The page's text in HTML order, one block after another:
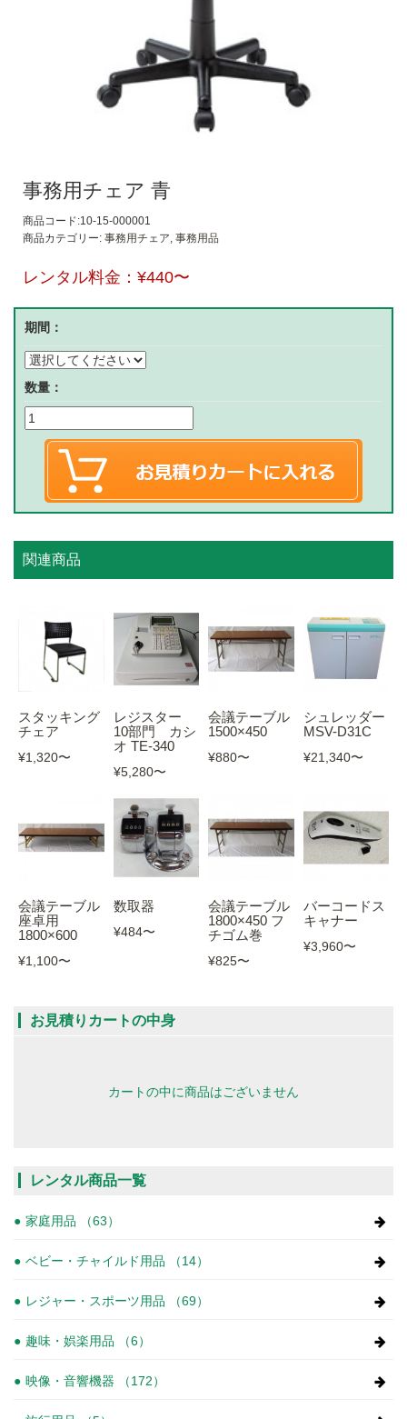
事務用チェア 青
商品コード:10-15-000001
商品カテゴリー: 事務用チェア 事務用品
レンタル料金： ¥440〜
期間：
数量：
関連商品
スタッキング
チェア
¥1,320〜
レジスター
10部門 カシ
オ TE-340
¥5,280〜
会議テーブル
1500×450
¥880〜
シュレッダー
MSV-D31C
¥21,340〜
会議テーブル
座卓用
1800×600
¥1,100〜
数取器
¥484〜
会議テーブル
1800×450 フ
チゴム巻
¥825〜
バーコードス
キャナー
¥3,960〜
お見積りカートの中身
カートの中に商品はございません
レンタル商品一覧
家庭用品 （63）
ベビー・チャイルド用品 （14）
レジャー・スポーツ用品 （69）
趣味・娯楽用品 （6）
映像・音響機器 （172）